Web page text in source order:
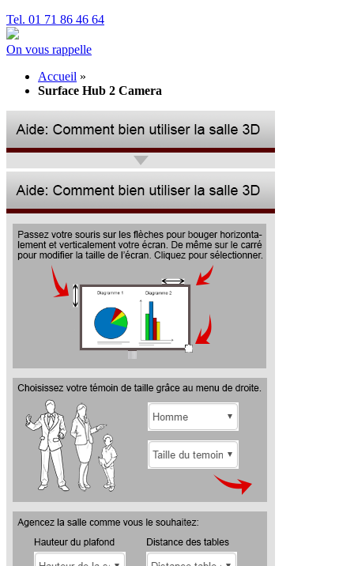
Tel. 01 71 86 46 64
On vous rappelle
Accueil »
Surface Hub 2 Camera